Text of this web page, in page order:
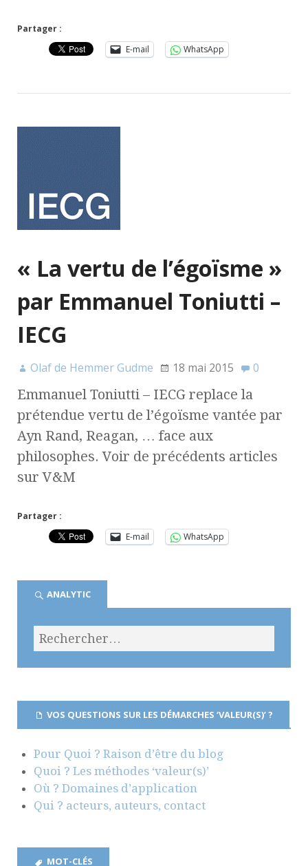
Partager :
E-mail
WhatsApp
« La vertu de l’égoïsme »
par Emmanuel Toniutti –
IECG
Olaf de Hemmer Gudme 18 mai 2015 0
Emmanuel Toniutti – IECG replace la
prétendue vertu de l’égoïsme vantée par
Ayn Rand, Reagan, … face aux
philosophes. Voir de précédents articles
sur V&M
Partager :
E-mail
WhatsApp
ANALYTIC
VOS QUESTIONS SUR LES DÉMARCHES ‘VALEUR(S)’ ?
Pour Quoi ? Raison d’être du blog
Quoi ? Les méthodes ‘valeur(s)’
Où ? Domaines d’application
Qui ? acteurs, auteurs, contact
MOT-CLÉS